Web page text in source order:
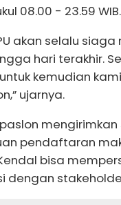
08.00 - 23.59 WIB.
akan selalu
hari terakhir.
kemudian
ujarnya.
mengirimkan
pendaftaran
bisa
dengan